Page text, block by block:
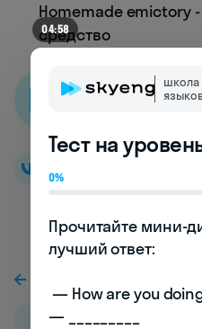
Homemade emictory
средство
Skyeng словарь
04:54
школа
Тест на
0%
Прочитайте мини-
лучший ответ:
— _________